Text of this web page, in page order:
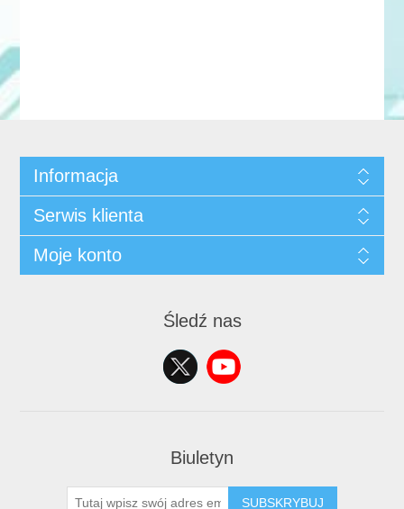
Informacja
Serwis klienta
Moje konto
Śledź nas
Biuletyn
SUBSKRYBUJ